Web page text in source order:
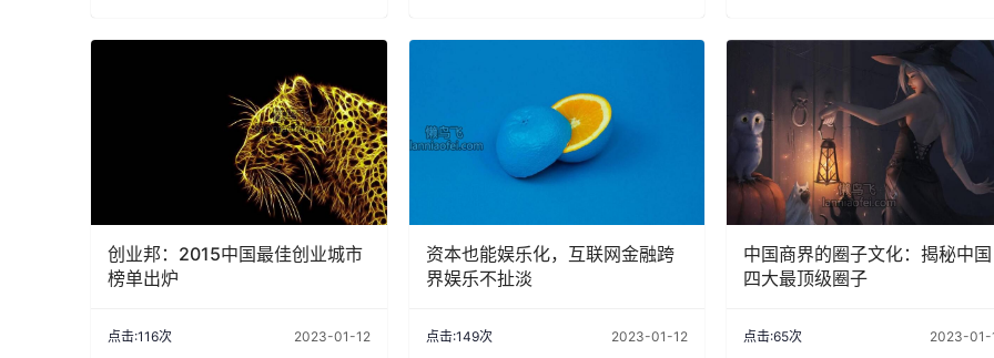
创业邦：2015中国最佳创业城市
榜单出炉
点击:116次 2023-01-12
资本也能娱乐化，互联网金融跨
界娱乐不扯淡
点击:149次 2023-01-12
中国商界的圈子文化：揭秘中国
四大最顶级圈子
点击:65次 2023-01-